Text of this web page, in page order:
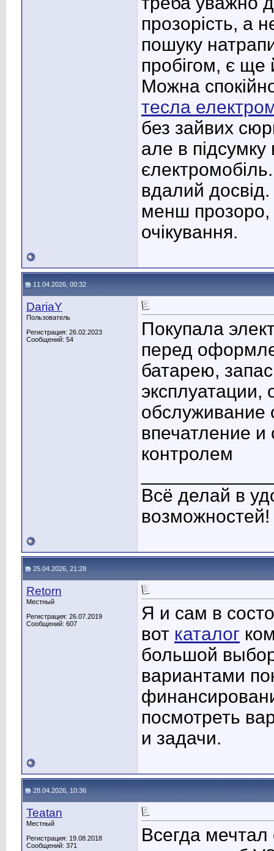
прозорість, а
пошуку
пробігом, є ще
Можна
тесла
без зайвих
але в підсумку
вдалий
менш прозоро,
очікування.
11.04.2026, 00:32
DariaY
Пользователь
Регистрация: 26.02.2023
Сообщений: 54
Покупала
перед
батарею,
эксплуатации,
обслуживание
впечатление
контролем
Всё делай в
возможностей!
25.04.2026, 21:28
Retorn
Местный
Регистрация: 26.07.2019
Сообщений: 607
Я и сам в
вот каталог
большой
вариантами
посмотреть
и задачи.
28.04.2026, 10:36
Teatan
Местный
Регистрация: 19.08.2018
Сообщений: 371
Всегда